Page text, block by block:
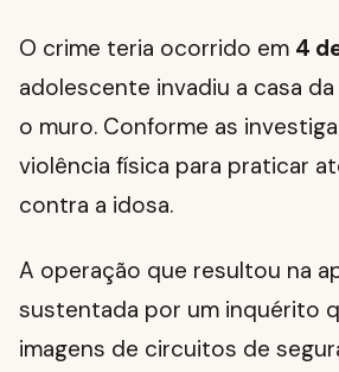
O crime teria ocorrido em 4
adolescente invadiu a casa
o muro. Conforme as
violência física para praticar
contra a idosa.
A operação que resultou na
sustentada por um inquérito
imagens de circuitos de